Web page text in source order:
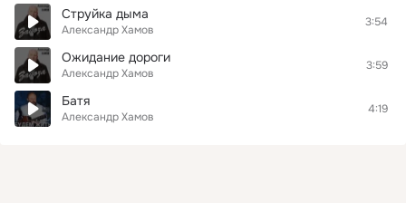
Струйка дыма
Александр Хамов
3:54
Ожидание дороги
Александр Хамов
3:59
Батя
Александр Хамов
4:19